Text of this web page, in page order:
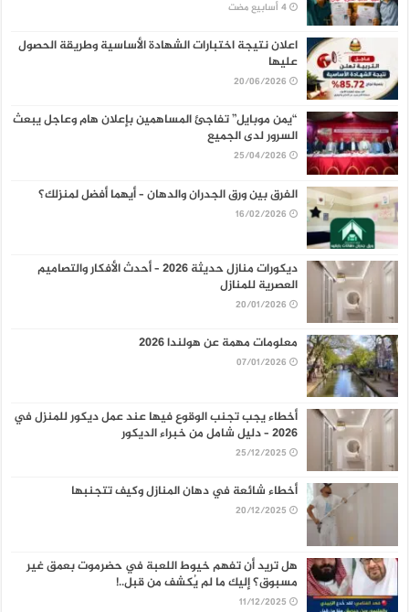
اعلان نتيجة اختبارات الشهادة الأساسية وطريقة الحصول
عليها
20/06/2026
“يمن موبايل” تفاجئ المساهمين بإعلان هام وعاجل يبعث
السرور لدى الجميع
25/04/2026
الفرق بين ورق الجدران والدهان – أيهما أفضل لمنزلك؟
16/02/2026
ديكورات منازل حديثة 2026 – أحدث الأفكار والتصاميم
العصرية للمنازل
20/01/2026
معلومات مهمة عن هولندا 2026
07/01/2026
أخطاء يجب تجنب الوقوع فيها عند عمل ديكور للمنزل في
2026 – دليل شامل من خبراء الديكور
25/12/2025
أخطاء شائعة في دهان المنازل وكيف تتجنبها
20/12/2025
هل تريد أن تفهم خيوط اللعبة في حضرموت بعمق غير
مسبوق؟ إليك ما لم يُكشف من قبل..!
11/12/2025